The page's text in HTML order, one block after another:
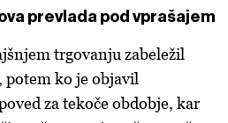
prevlada pod vprašajem
trgovanju zabeležil
potem ko je objavil
za tekoče obdobje, kar